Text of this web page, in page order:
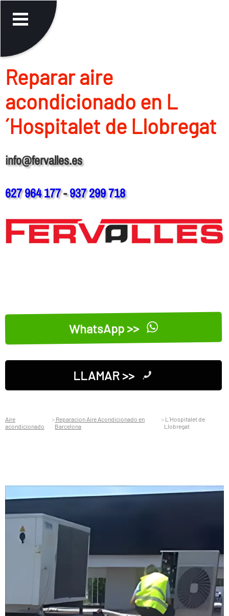
Reparar aire
acondicionado en L
´Hospitalet de Llobregat
info@fervalles.es
627 964 177-937 299 718
WhatsApp >>
LLAMAR >>
Aire
acondicionado
Reparacion Aire Acondicionado en
Barcelona
L´Hospitalet de
Llobregat